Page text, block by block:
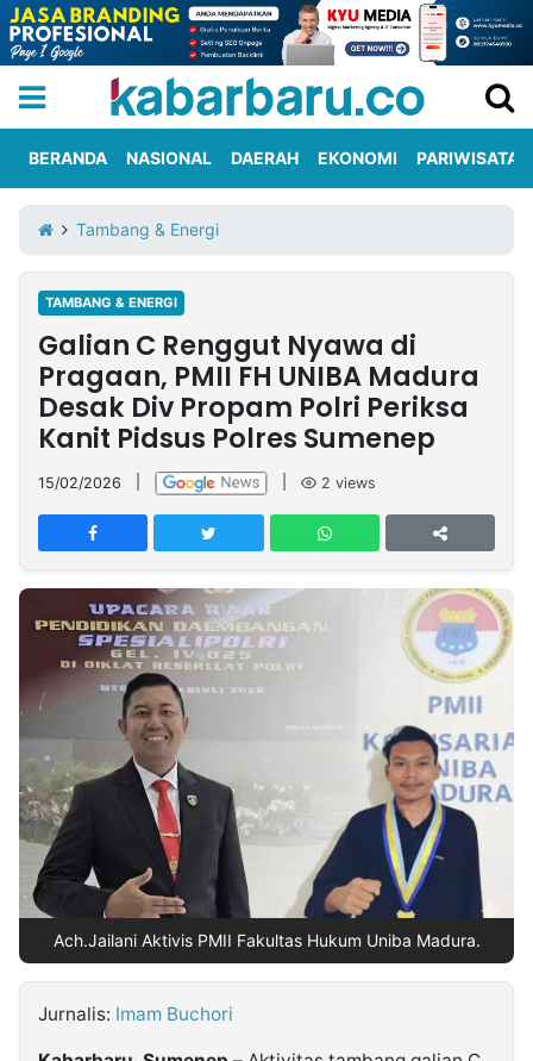
Iklan
Berita
Kami
Nasional
International
Olahraga
Entertainment
Daerah
Pariwisata
Kuliner
Kolom
Network
PT
TREETAN
MULTIMEDIA
INDONESIA
Partner
Insight
NTB
Suara
Time
Lens
IDN
Daily
Jogja
Jalan
Rakyat
Idealita
News
Kita
Notice
Dinamikapost.com
Radar
Baru
Seedbacklink
Follow
Kabarbaru
BERANDA NASIONAL DAERAH EKONOMI PARIWISATA
Tambang & Energi
TAMBANG & ENERGI
Galian C Renggut Nyawa di
Pragaan, PMII FH UNIBA Madura
Desak Div Propam Polri Periksa
Kanit Pidsus Polres Sumenep
15/02/2026 2 views
Ach.Jailani Aktivis PMII Fakultas Hukum Uniba Madura.
Jurnalis: Imam Buchori